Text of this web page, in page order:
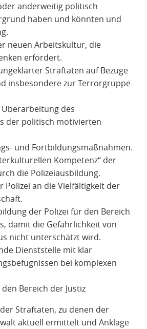
anderweitig politisch
haben und könnten und
neuen Arbeitskultur, die
erfordert.
Straftaten auf Bezüge
insbesondere zur Terrorgruppe
des
der politisch motivierten
und Fortbildungsmaßnahmen.
Kompetenz“ der
die Polizeiausbildung.
Polizei an die Vielfältigkeit der
der Polizei für den Bereich
damit die Gefährlichkeit von
nicht unterschätzt wird.
Dienststelle mit klar
bei komplexen
Bereich der Justiz
Straftaten, zu denen der
aktuell ermittelt und Anklage